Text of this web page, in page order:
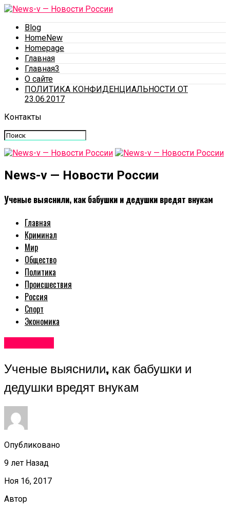
Blog
HomeNew
Homepage
Главная
Главная3
О сайте
ПОЛИТИКА КОНФИДЕНЦИАЛЬНОСТИ ОТ
23.06.2017
Контакты
News-v — Новости России
Ученые выяснили, как бабушки и дедушки вредят внукам
Главная
Криминал
Мир
Общество
Политика
Происшествия
Россия
Спорт
Экономика
Ученые выяснили, как бабушки и
дедушки вредят внукам
Опубликовано
9 лет Назад
Ноя 16, 2017
Автор